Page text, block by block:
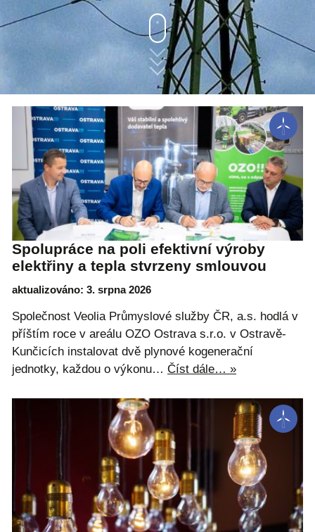
Spolupráce na poli efektivní výroby
elektřiny a tepla stvrzeny smlouvou
aktualizováno: 3. srpna 2026
Společnost Veolia Průmyslové služby ČR, a.s. hodlá v
příštím roce v areálu OZO Ostrava s.r.o. v Ostravě-
Kunčicích instalovat dvě plynové kogenerační
jednotky, každou o výkonu… Číst dále… »